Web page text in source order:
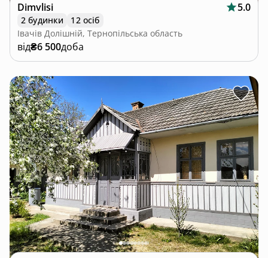
Dimvlisi 5.0
2 будинки
12 осіб
Івачів Долішній, Тернопільська область
від₴6 500доба